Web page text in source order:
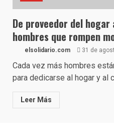
De proveedor del hogar
hombres que rompen
elsolidario.com 31 de
Cada vez más hombres
para dedicarse al hogar y al
Leer Más